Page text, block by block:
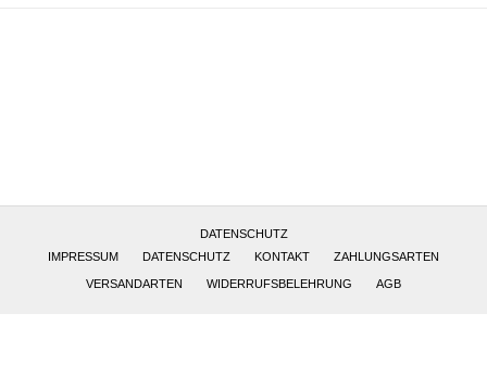
DATENSCHUTZ
IMPRESSUM
DATENSCHUTZ KONTAKT ZAHLUNGSARTEN
VERSANDARTEN WIDERRUFSBELEHRUNG AGB